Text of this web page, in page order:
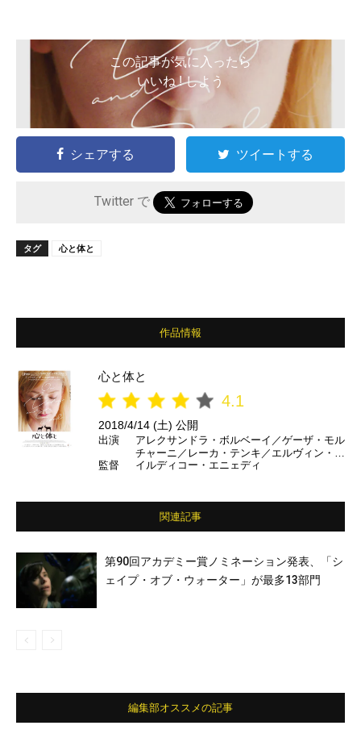
この記事が気に入ったら
いいね ! しよう
シェアする ツイートする
Twitter で
タグ 心と体と
作品情報
心と体と
4.1
2018/4/14 (土) 公開
出演
アレクサンドラ・ボルベーイ／ゲーザ・モル
チャーニ／レーカ・テンキ／エルヴィン・ナ
ジ ほか
監督 イルディコー・エニェディ
関連記事
第90回アカデミー賞ノミネーション発表、「シ
ェイプ・オブ・ウォーター」が最多13部門
編集部オススメの記事